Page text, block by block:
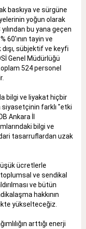
baskıya ve sürgüne
yoğun olarak
bu yana geçen
60'ının tayin ve
sübjektif ve keyfi
Genel Müdürlüğü
524 personel
bilgi ve liyakat hiçbir
siyasetçinin farklı "etki
Ankara İl
bilgi ve
tasarruflardan uzak
ücretlerle
ve sendikal
ve bütün
hakkının
yükselteceğiz.
arttığı enerji